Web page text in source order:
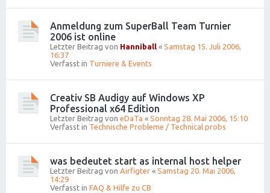
Anmeldung zum SuperBall Team Turnier
2006 ist online
Letzter Beitrag von Hanniball « Samstag 15. Juli 2006,
16:37
Verfasst in Turniere & Events
Creativ SB Audigy auf Windows XP
Professional x64 Edition
Letzter Beitrag von eDaTa « Sonntag 28. Mai 2006, 15:10
Verfasst in Technische Probleme / Technical probs
was bedeutet start as internal host helper
Letzter Beitrag von Airfigter « Samstag 20. Mai 2006,
14:29
Verfasst in FAQ & Hilfe zu CB